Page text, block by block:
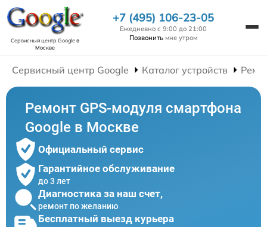
Сервисный центр Googleв
Москве
+7 (495) 106-23-05
Ежедневно с 9:00 до 21:00
Позвонить мне утром
Сервисный центр Google Каталог устройств
Ремонт GPS-модуля смартфона
Google в Москве
Официальный сервис
Гарантийное обслуживание
до 3 лет
Диагностика за наш счет,
ремонт по желанию
Бесплатный выезд курьера